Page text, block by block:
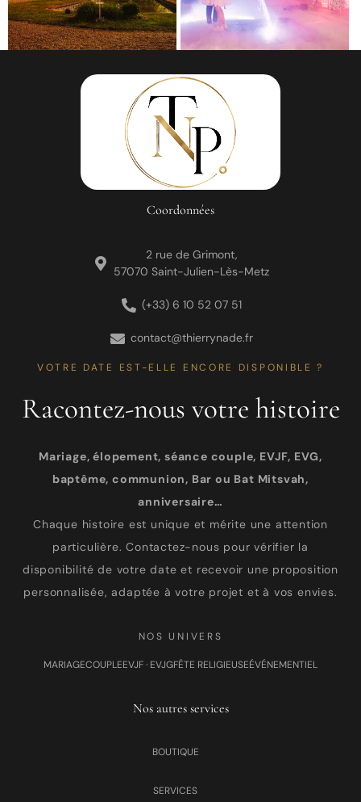
Coordonnées
2 rue de Grimont,
57070 Saint-Julien-Lès-Metz
(+33) 6 10 52 07 51
contact@thierrynade.fr
VOTRE DATE EST-ELLE ENCORE DISPONIBLE ?
Racontez-nous votre histoire
Mariage, élopement, séance couple, EVJF, EVG,
baptême, communion, Bar ou Bat Mitsvah,
anniversaire…
Chaque histoire est unique et mérite une attention
particulière. Contactez-nous pour vérifier la
disponibilité de votre date et recevoir une proposition
personnalisée, adaptée à votre projet et à vos envies.
NOS UNIVERS
MARIAGECOUPLEEVJF · EVJGFÊTE RELIGIEUSEÉVÉNEMENTIEL
Nos autres services
BOUTIQUE
SERVICES